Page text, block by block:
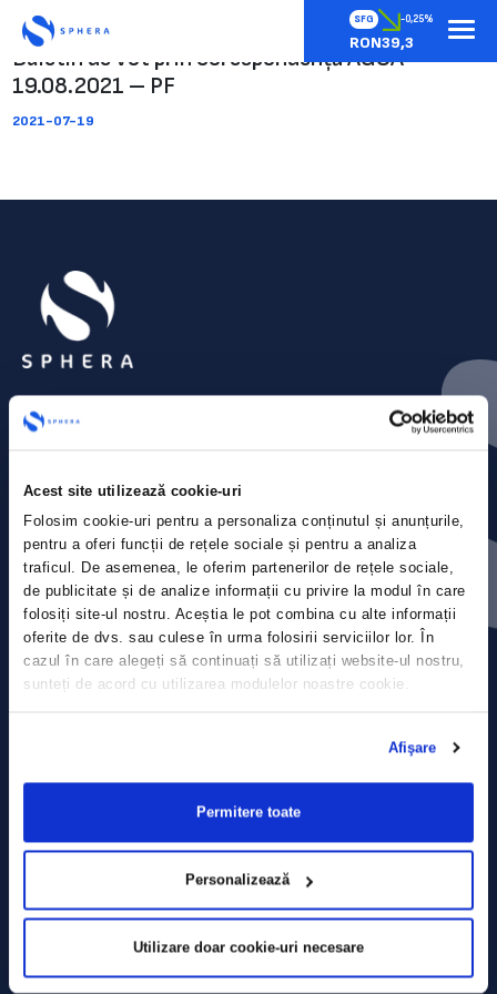
Acest site utilizează cookie-uri
Folosim cookie-uri pentru a personaliza conținutul și anunțurile,
pentru a oferi funcții de rețele sociale și pentru a analiza
traficul. De asemenea, le oferim partenerilor de rețele sociale,
de publicitate și de analize informații cu privire la modul în care
folosiți site-ul nostru. Aceștia le pot combina cu alte informații
oferite de dvs. sau culese în urma folosirii serviciilor lor. În
cazul în care alegeți să continuați să utilizați website-ul nostru,
sunteți de acord cu utilizarea modulelor noastre cookie.
Afişare
Permitere toate
Personalizează
Utilizare doar cookie-uri necesare
SFG -0,25%
RON39,3
Buletin de vot prin corespondență AGOA
19.08.2021 – PF
2021-07-19
Contact
Comunicate de presă